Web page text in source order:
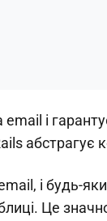
і
і будь-
Це